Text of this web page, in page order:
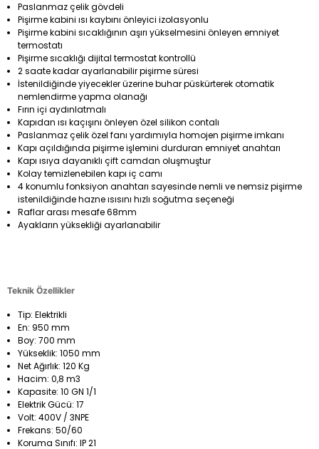
Paslanmaz çelik gövdeli
Pişirme kabini ısı kaybını önleyici izolasyonlu
Pişirme kabini sıcaklığının aşırı yükselmesini önleyen emniyet
termostatı
Pişirme sıcaklığı dijital termostat kontrollü
2 saate kadar ayarlanabilir pişirme süresi
İstenildiğinde yiyecekler üzerine buhar püskürterek otomatik
nemlendirme yapma olanağı
Fırın içi aydınlatmalı
Kapıdan ısı kaçışını önleyen özel silikon contalı
Paslanmaz çelik özel fanı yardımıyla homojen pişirme imkanı
Kapı açıldığında pişirme işlemini durduran emniyet anahtarı
Kapı ısıya dayanıklı çift camdan oluşmuştur
Kolay temizlenebilen kapı iç camı
4 konumlu fonksiyon anahtarı sayesinde nemli ve nemsiz pişirme
istenildiğinde hazne ısısını hızlı soğutma seçeneği
Raflar arası mesafe 68mm
Ayakların yüksekliği ayarlanabilir
Teknik Özellikler
Tip: Elektrikli
En: 950 mm
Boy: 700 mm
Yükseklik: 1050 mm
Net Ağırlık: 120 Kg
Hacim: 0,8 m3
Kapasite: 10 GN 1/1
Elektrik Gücü: 17
Volt: 400V / 3NPE
Frekans: 50/60
Koruma Sınıfı: IP 21